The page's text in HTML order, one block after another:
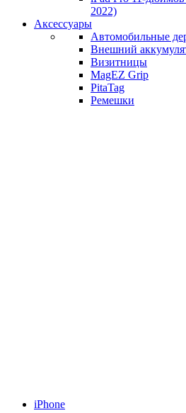
2022)
Аксессуары
Автомобильные
Внешний
Визитницы
MagEZ Grip
PitaTag
Ремешки
iPhone